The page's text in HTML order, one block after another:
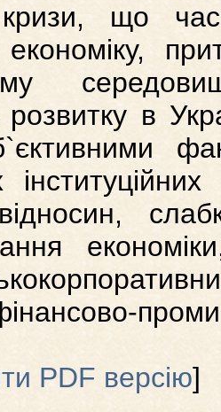
кризи, що
економіку,
розвитку в
PDF версію]